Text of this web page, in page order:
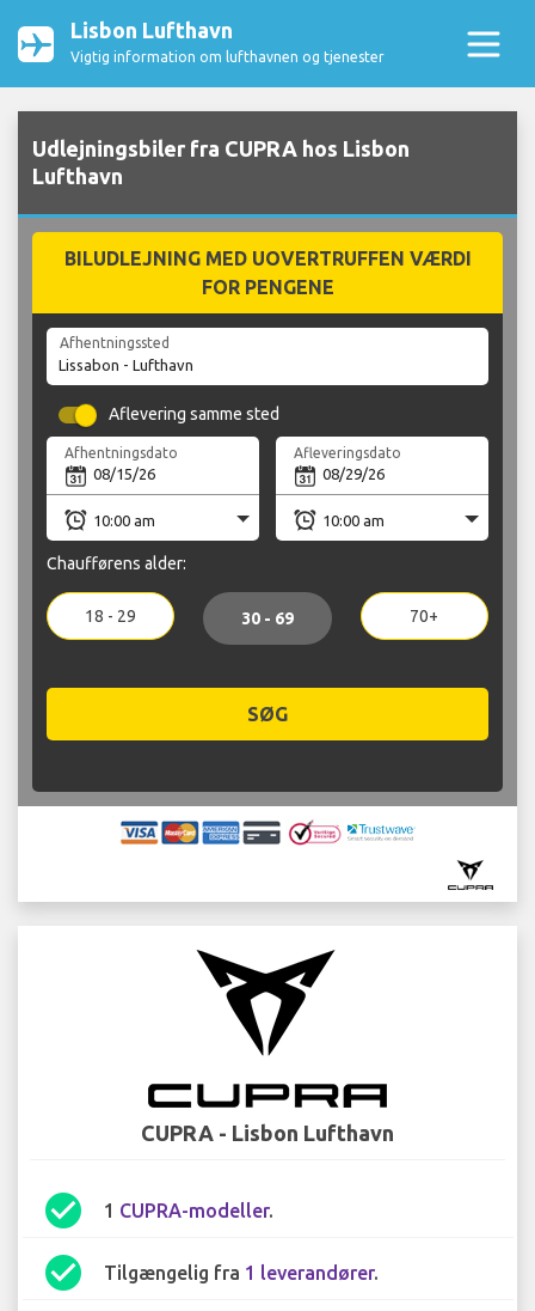
Lisbon Lufthavn
Vigtig information om lufthavnen og tjenester
Udlejningsbiler fra CUPRA hos Lisbon
Lufthavn
BILUDLEJNING MED UOVERTRUFFEN VÆRDI
FOR PENGENE
Afhentningssted
Aflevering samme sted
Afhentningsdato Afleveringsdato
Chaufførens alder:
18 - 29 30 - 69 70+
SØG
CUPRA - Lisbon Lufthavn
check_circle 1 CUPRA-modeller.
check_circle Tilgængelig fra 1 leverandører.